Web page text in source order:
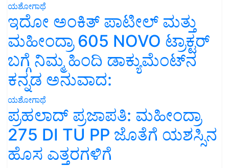
ಯಶೋಗಾಥೆ
ಇದೋ ಅಂಕಿತ್ ಪಾಟೀಲ್ ಮತ್ತು
ಮಹೀಂದ್ರಾ 605 NOVO ಟ್ರಾಕ್ಟರ್
ಬಗ್ಗೆ ನಿಮ್ಮ ಹಿಂದಿ ಡಾಕ್ಯುಮೆಂಟ್‌ನ
ಕನ್ನಡ ಅನುವಾದ:
ಯಶೋಗಾಥೆ
ಪ್ರಹಲಾದ್ ಪ್ರಜಾಪತಿ: ಮಹೀಂದ್ರಾ
275 DI TU PP ಜೊತೆಗೆ ಯಶಸ್ಸಿನ
ಹೊಸ ಎತ್ತರಗಳಿಗೆ